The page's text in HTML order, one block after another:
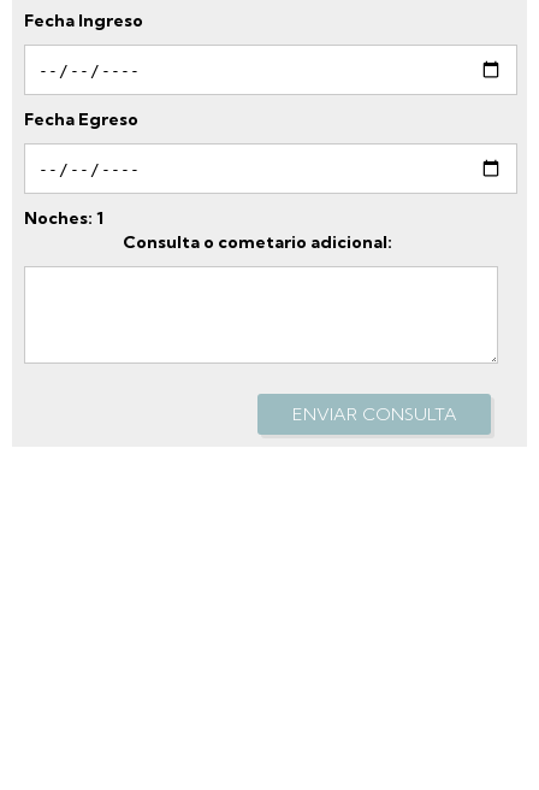
Fecha Ingreso
Fecha Egreso
Noches: 1
Consulta o cometario adicional:
ENVIAR CONSULTA